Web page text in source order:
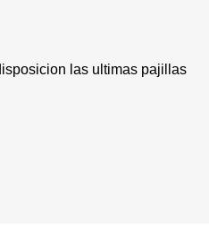
las ultimas pajillas